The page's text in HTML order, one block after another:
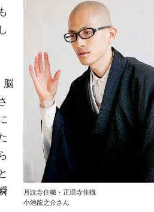
月読寺住職・正現寺住職
小池龍之介さん
脳